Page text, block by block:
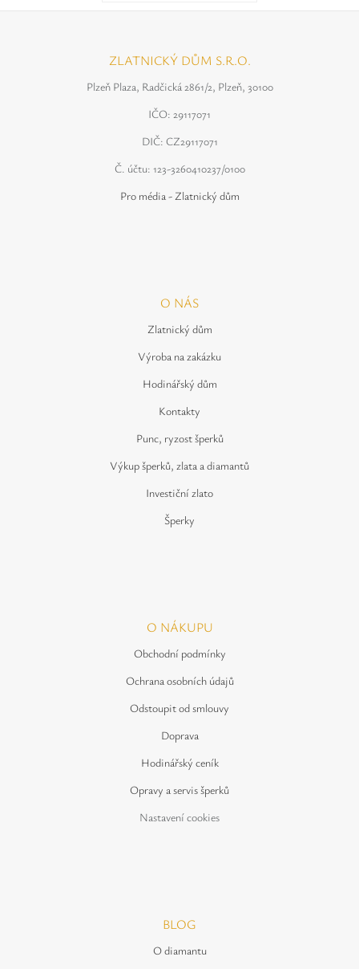
ZLATNICKÝ DŮM S.R.O.
Plzeň Plaza, Radčická 2861/2, Plzeň, 30100
IČO: 29117071
DIČ: CZ29117071
Č. účtu: 123-3260410237/0100
Pro média - Zlatnický dům
O NÁS
Zlatnický dům
Výroba na zakázku
Hodinářský dům
Kontakty
Punc, ryzost šperků
Výkup šperků, zlata a diamantů
Investiční zlato
Šperky
O NÁKUPU
Obchodní podmínky
Ochrana osobních údajů
Odstoupit od smlouvy
Doprava
Hodinářský ceník
Opravy a servis šperků
Nastavení cookies
BLOG
O diamantu